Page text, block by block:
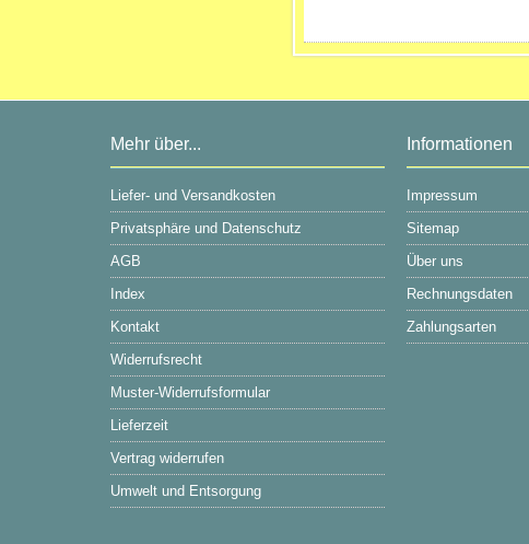
Mehr über...
Liefer- und Versandkosten
Privatsphäre und Datenschutz
AGB
Index
Kontakt
Widerrufsrecht
Muster-Widerrufsformular
Lieferzeit
Vertrag widerrufen
Umwelt und Entsorgung
Informationen
Impressum
Sitemap
Über uns
Rechnungsdaten
Zahlungsarten